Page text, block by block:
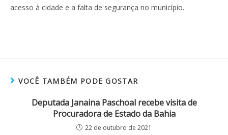
acesso à cidade e a falta de segurança no município.
VOCÊ TAMBÉM PODE GOSTAR
Deputada Janaina Paschoal recebe visita de
Procuradora de Estado da Bahia
22 de outubro de 2021